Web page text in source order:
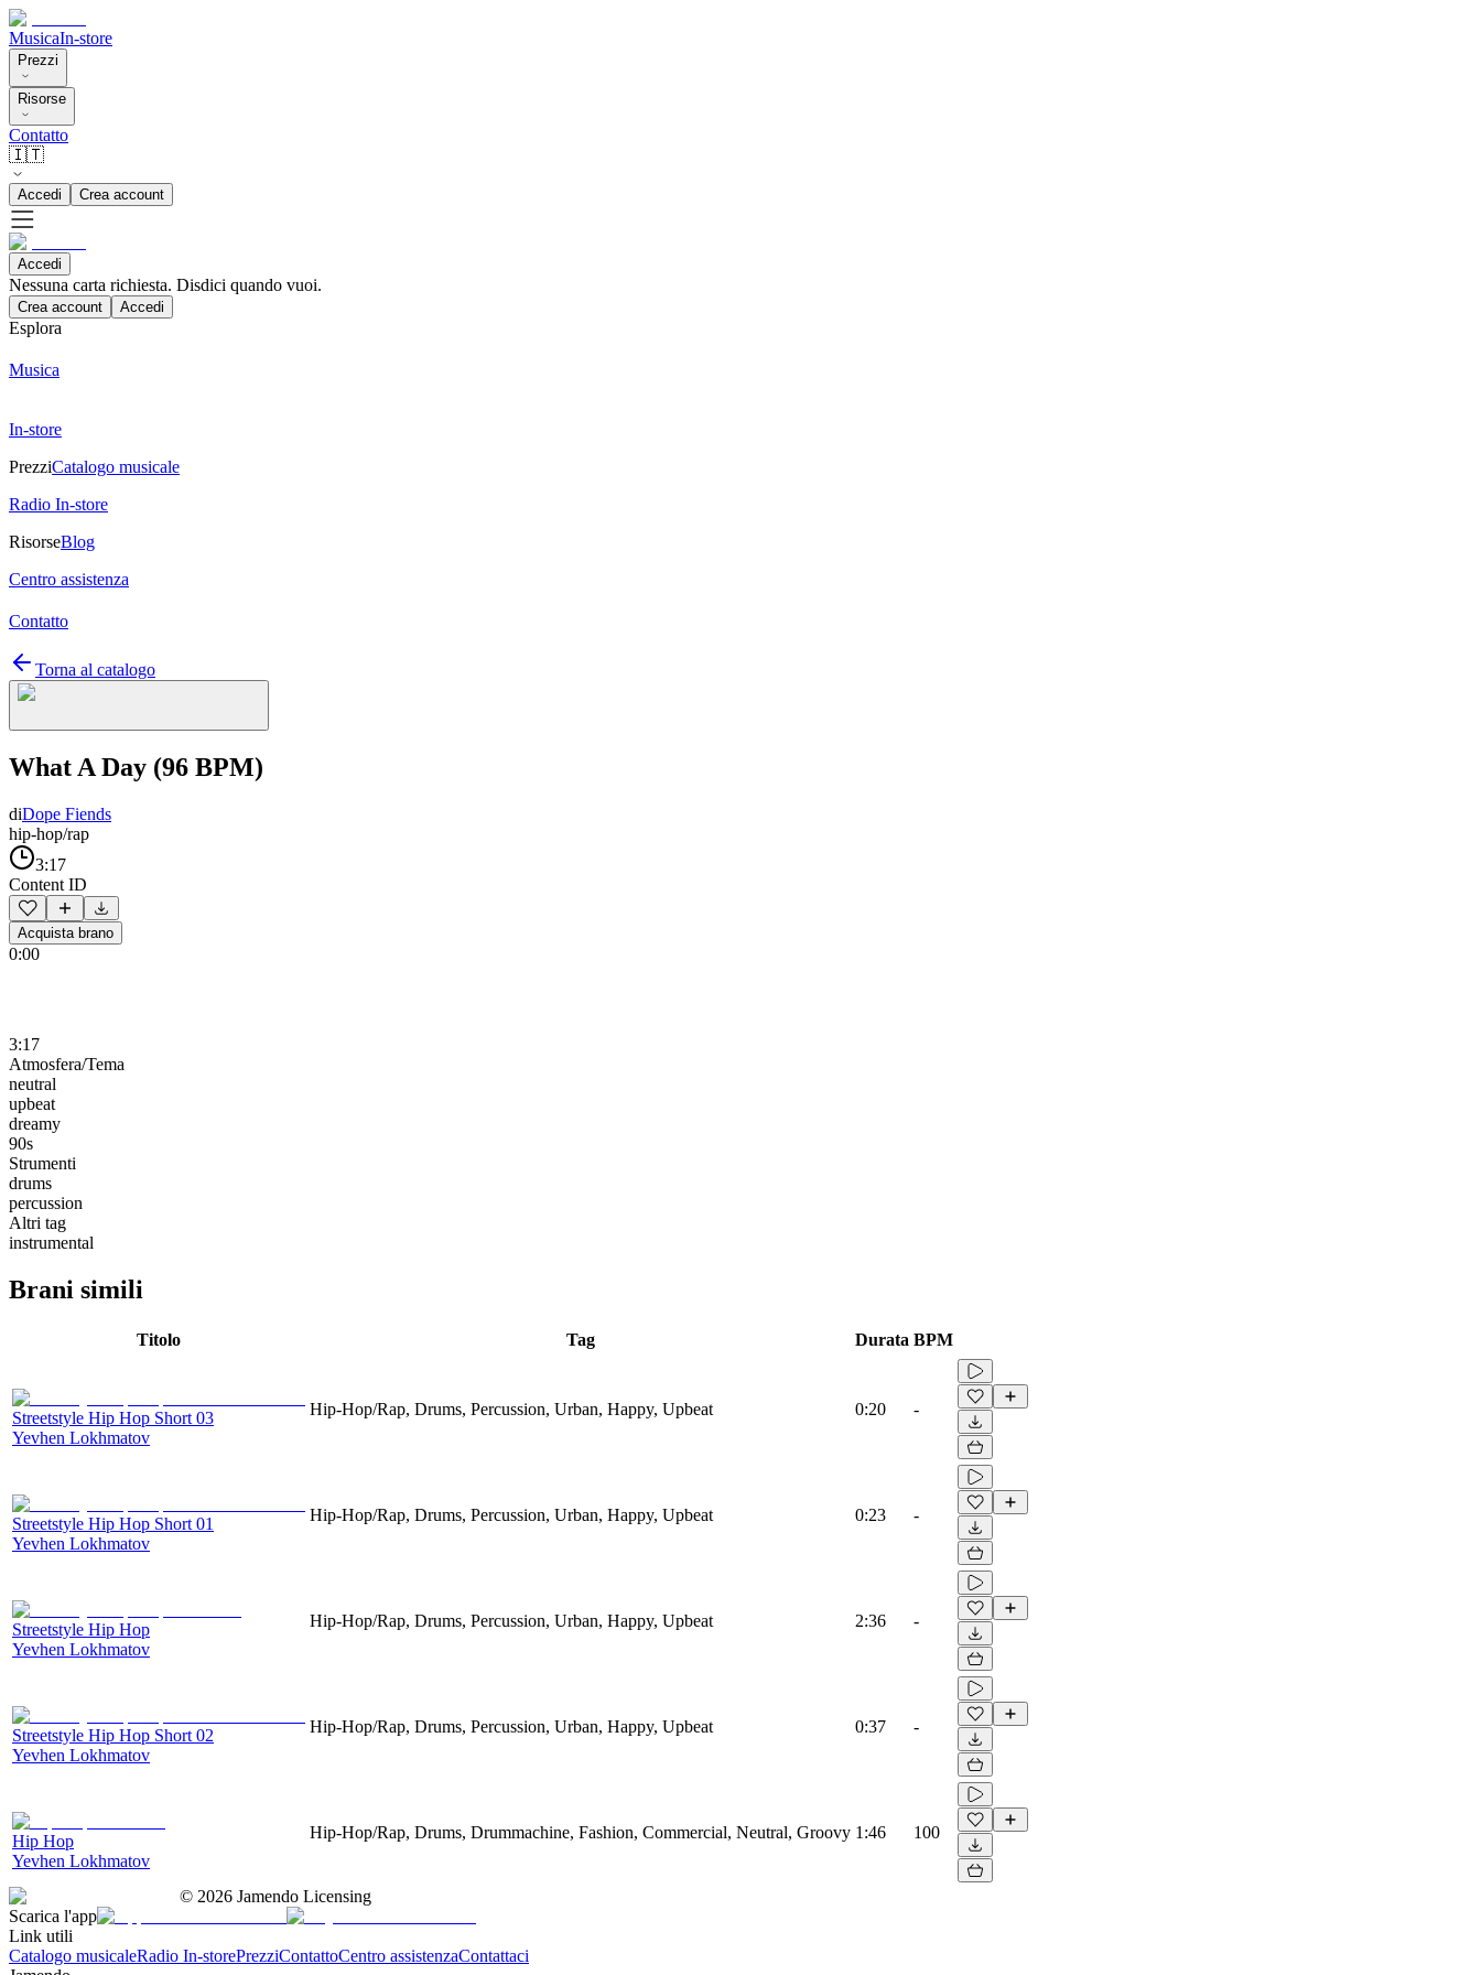
MusicaIn-store
Prezzi
Risorse
Contatto
🇮🇹
Accedi Crea account
Accedi
Nessuna carta richiesta. Disdici quando vuoi.
Crea account Accedi
Esplora
Musica
In-store
PrezziCatalogo musicale
Radio In-store
RisorseBlog
Centro assistenza
Contatto
Torna al catalogo
What A Day (96 BPM)
diDope Fiends
hip-hop/rap
3:17
Content ID
Acquista brano
0:00
3:17
Atmosfera/Tema
neutral
upbeat
dreamy
90s
Strumenti
drums
percussion
Altri tag
instrumental
Brani simili
Titolo Tag Durata BPM
Streetstyle Hip Hop Short 03
Yevhen Lokhmatov
Hip-Hop/Rap, Drums, Percussion, Urban, Happy, Upbeat 0:20 -
Streetstyle Hip Hop Short 01
Yevhen Lokhmatov
Hip-Hop/Rap, Drums, Percussion, Urban, Happy, Upbeat 0:23 -
Streetstyle Hip Hop
Yevhen Lokhmatov
Hip-Hop/Rap, Drums, Percussion, Urban, Happy, Upbeat 2:36 -
Streetstyle Hip Hop Short 02
Yevhen Lokhmatov
Hip-Hop/Rap, Drums, Percussion, Urban, Happy, Upbeat 0:37 -
Hip Hop
Yevhen Lokhmatov
Hip-Hop/Rap, Drums, Drummachine, Fashion, Commercial, Neutral, Groovy 1:46 100
© 2026 Jamendo Licensing
Scarica l'app
Link utili
Catalogo musicaleRadio In-storePrezziContattoCentro assistenzaContattaci